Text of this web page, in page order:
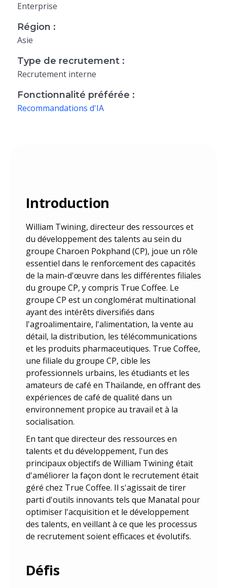
Enterprise
Région :
Asie
Type de recrutement :
Recrutement interne
Fonctionnalité préférée :
Recommandations d'IA
Introduction
William Twining, directeur des ressources et
du développement des talents au sein du
groupe Charoen Pokphand (CP), joue un rôle
essentiel dans le renforcement des capacités
de la main-d'œuvre dans les différentes filiales
du groupe CP, y compris True Coffee. Le
groupe CP est un conglomérat multinational
ayant des intérêts diversifiés dans
l'agroalimentaire, l'alimentation, la vente au
détail, la distribution, les télécommunications
et les produits pharmaceutiques. True Coffee,
une filiale du groupe CP, cible les
professionnels urbains, les étudiants et les
amateurs de café en Thaïlande, en offrant des
expériences de café de qualité dans un
environnement propice au travail et à la
socialisation.
En tant que directeur des ressources en
talents et du développement, l'un des
principaux objectifs de William Twining était
d'améliorer la façon dont le recrutement était
géré chez True Coffee. Il s'agissait de tirer
parti d'outils innovants tels que Manatal pour
optimiser l'acquisition et le développement
des talents, en veillant à ce que les processus
de recrutement soient efficaces et évolutifs.
Défis